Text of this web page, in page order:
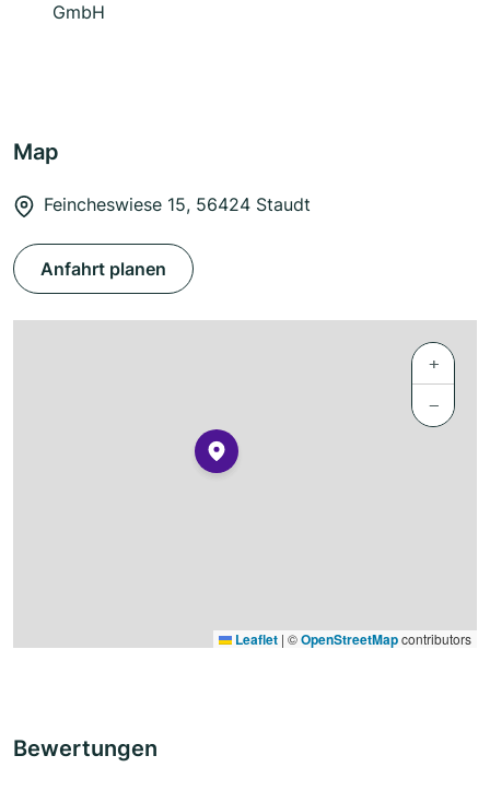
GmbH
Map
Feincheswiese 15, 56424 Staudt
Anfahrt planen
+
−
Leaflet | ©OpenStreetMapcontributors
Bewertungen